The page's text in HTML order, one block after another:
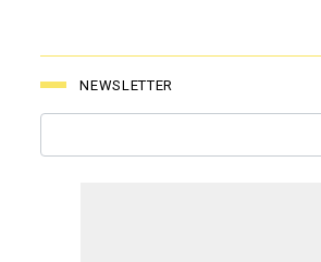
NEWSLETTER